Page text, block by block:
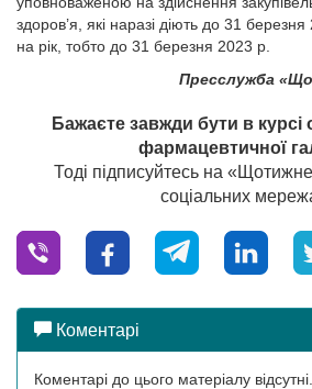
здоров’я, які наразі діють до 31
на рік, тобто до 31 березня 2023 р.
Пресслужба
Бажаєте завжди бути в курсі
фармацевтичної
Тоді підписуйтесь на
соціальних
Коментарі
Коментарі до цього матеріалу